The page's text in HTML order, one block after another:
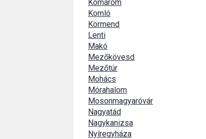
Komárom
Komló
Körmend
Lenti
Makó
Mezőkövesd
Mezőtúr
Mohács
Mórahalom
Mosonmagyaróvár
Nagyatád
Nagykanizsa
Nyíregyháza